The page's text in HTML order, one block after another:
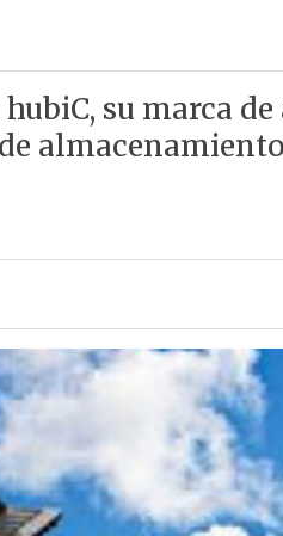
su marca
de